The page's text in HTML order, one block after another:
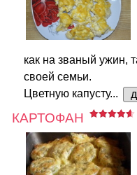
как на званый ужин,
своей семьи.
Цветную капусту...
КАРТОФАН